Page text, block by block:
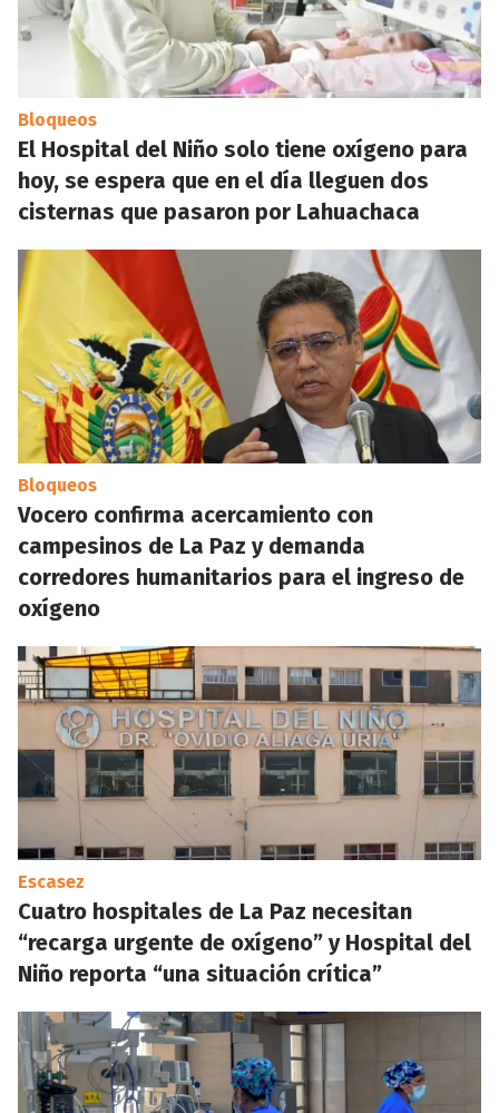
Bloqueos
El Hospital del Niño solo tiene oxígeno para
hoy, se espera que en el día lleguen dos
cisternas que pasaron por Lahuachaca
Bloqueos
Vocero confirma acercamiento con
campesinos de La Paz y demanda
corredores humanitarios para el ingreso de
oxígeno
Escasez
Cuatro hospitales de La Paz necesitan
“recarga urgente de oxígeno” y Hospital del
Niño reporta “una situación crítica”